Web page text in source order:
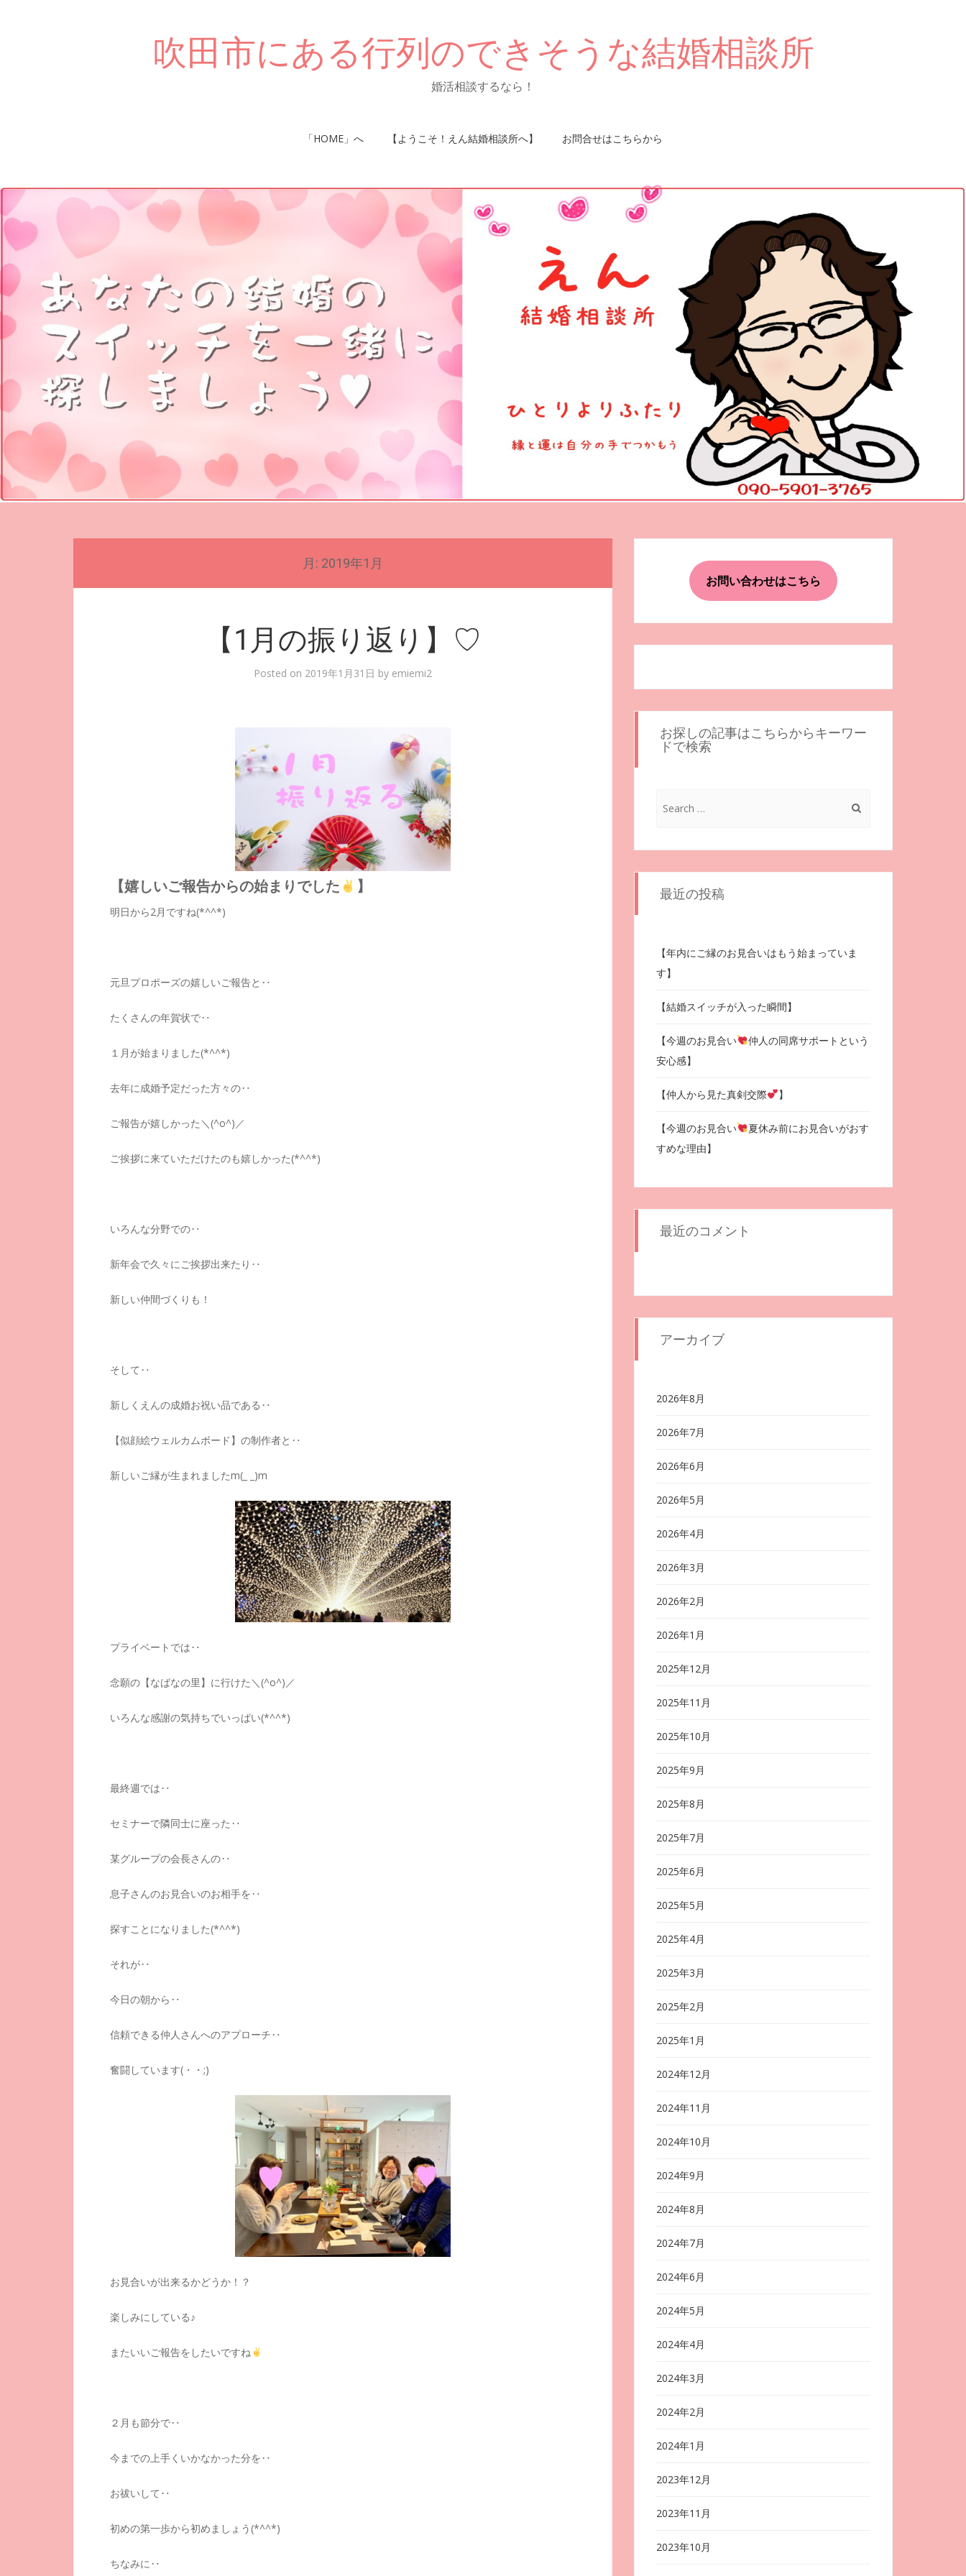
吹田市にある行列のできそうな結婚相談所
婚活相談するなら！
「HOME」へ 【ようこそ！えん結婚相談所へ】 お問合せはこちらから
月: 2019年1月
【1月の振り返り】♡
Posted on 2019年1月31日 by emiemi2
【嬉しいご報告からの始まりでした 】
明日から2月ですね(*^^*)
元旦プロポーズの嬉しいご報告と‥
たくさんの年賀状で‥
１月が始まりました(*^^*)
去年に成婚予定だった方々の‥
ご報告が嬉しかった＼(^o^)／
ご挨拶に来ていただけたのも嬉しかった(*^^*)
いろんな分野での‥
新年会で久々にご挨拶出来たり‥
新しい仲間づくりも！
そして‥
新しくえんの成婚お祝い品である‥
【似顔絵ウェルカムボード】の制作者と‥
新しいご縁が生まれましたm(_ _)m
プライベートでは‥
念願の【なばなの里】に行けた＼(^o^)／
いろんな感謝の気持ちでいっぱい(*^^*)
最終週では‥
セミナーで隣同士に座った‥
某グループの会長さんの‥
息子さんのお見合いのお相手を‥
探すことになりました(*^^*)
それが‥
今日の朝から‥
信頼できる仲人さんへのアプローチ‥
奮闘しています(・・;)
お見合いが出来るかどうか！？
楽しみにしている♪
またいいご報告をしたいですね
２月も節分で‥
今までの上手くいかなかった分を‥
お祓いして‥
初めの第一歩から初めましょう(*^^*)
ちなみに‥
お問い合わせはこちら
お探しの記事はこちらからキーワー
ドで検索
最近の投稿
【年内にご縁のお見合いはもう始まっていま
す】
【結婚スイッチが入った瞬間】
【今週のお見合い
仲人の同席サポートという
安心感】
【仲人から見た真剣交際 】
【今週のお見合い
夏休み前にお見合いがおす
すめな理由】
最近のコメント
アーカイブ
2026年8月
2026年7月
2026年6月
2026年5月
2026年4月
2026年3月
2026年2月
2026年1月
2025年12月
2025年11月
2025年10月
2025年9月
2025年8月
2025年7月
2025年6月
2025年5月
2025年4月
2025年3月
2025年2月
2025年1月
2024年12月
2024年11月
2024年10月
2024年9月
2024年8月
2024年7月
2024年6月
2024年5月
2024年4月
2024年3月
2024年2月
2024年1月
2023年12月
2023年11月
2023年10月